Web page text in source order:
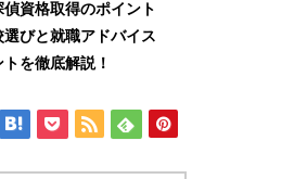
資格取得のポイント
びと就職アドバイス
を徹底解説！